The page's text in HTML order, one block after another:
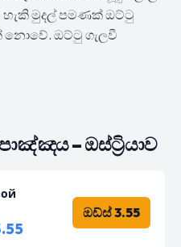
මුදල් පමණක් ඔට්ටු
නොවේ. ඔට්ටු ගැලවී
– ඔස්ට්‍රියාව
ඔඩ්ස් 3.55